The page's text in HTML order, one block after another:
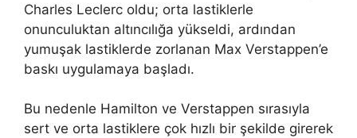
Charles Leclerc oldu; orta lastiklerle
onunculuktan altıncılığa yükseldi, ardından
yumuşak lastiklerde zorlanan Max Verstappen’e
baskı uygulamaya başladı.
Bu nedenle Hamilton ve Verstappen sırasıyla
sert ve orta lastiklere çok hızlı bir şekilde girerek